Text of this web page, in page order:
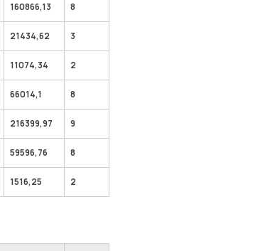
160866,13 8
21434,62 3
11074,34 2
66014,1 8
216399,97 9
59596,76 8
1516,25 2